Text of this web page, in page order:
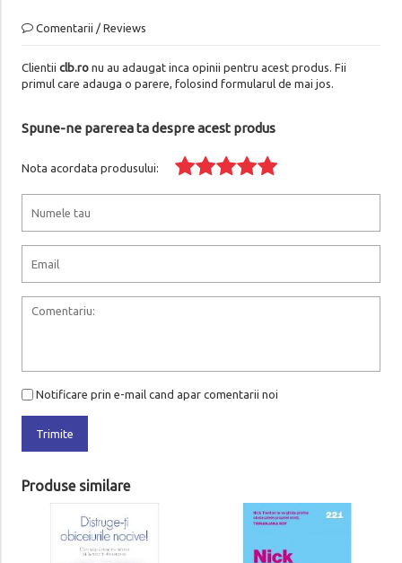
Comentarii / Reviews
Clientii clb.ronu au adaugat inca opinii pentru acest produs. Fii
primul care adauga o parere, folosind formularul de mai jos.
Spune-ne parerea ta despre acest produs
Nota acordata produsului:
Notificare prin e-mail cand apar comentarii noi
Trimite
Produse similare